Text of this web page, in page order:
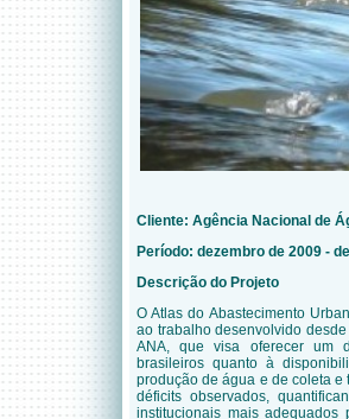
Cliente: Agência Nacional de
Período: dezembro de 2009 -
Descrição do Projeto
O Atlas do Abastecimento
ao trabalho desenvolvido
ANA, que visa oferecer um
brasileiros quanto à
produção de água e de coleta e
déficits observados,
institucionais mais